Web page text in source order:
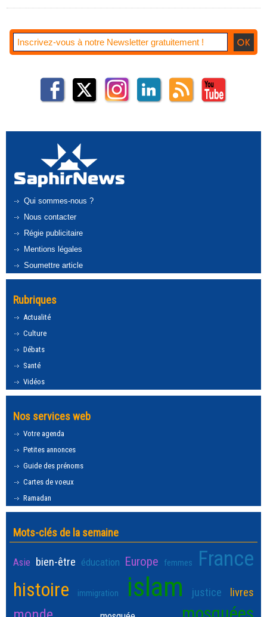
Qui sommes-nous ?
Nous contacter
Régie publicitaire
Mentions légales
Soumettre article
Rubriques
Actualité
Culture
Débats
Santé
Vidéos
Nos services web
Votre agenda
Petites annonces
Guide des prénoms
Cartes de voeux
Ramadan
Mots-clés de la semaine
Asie bien-être éducation Europe femmes France
histoire immigration islam justice livres